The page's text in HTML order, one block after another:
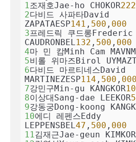
1조재호Jae-ho CHOKOR222
2다비드 사파타David
ZAPATAESP141 , 500 , 000
3프레드릭 쿠드롱Frederic
CAUDRONBEL132 , 500 , 000
4마 민 캄Minh Cam MAVNM
5비롤 위마즈Birol
6다비드 마르티네스David
MARTINEZESP114 , 500 , 000
7강민구Min-gu KANGKOR
8이상대Sang-dae LEEKOR
9강동궁Dong-koong
10에디 레펜스Eddy
LEPPENSBEL47 , 500 , 000
11김재근Jae-geun KIMKOR